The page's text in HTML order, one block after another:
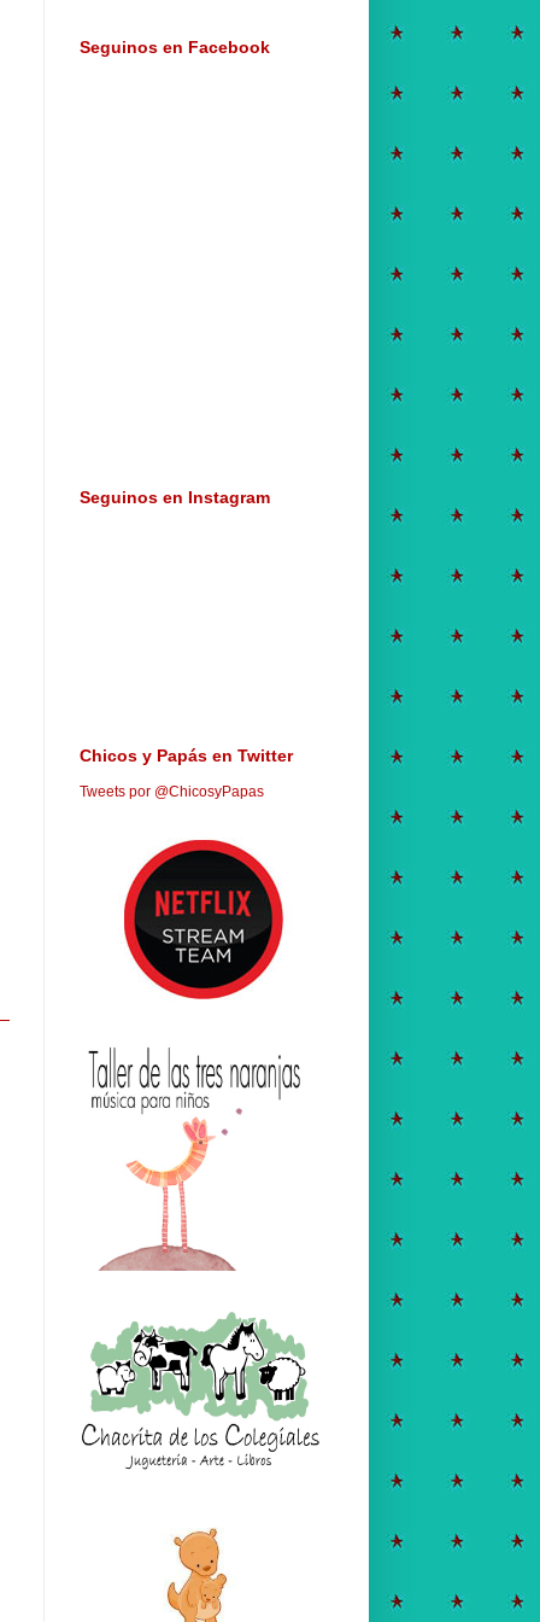
Seguinos en Facebook
Seguinos en Instagram
Chicos y Papás en Twitter
Tweets por @ChicosyPapas